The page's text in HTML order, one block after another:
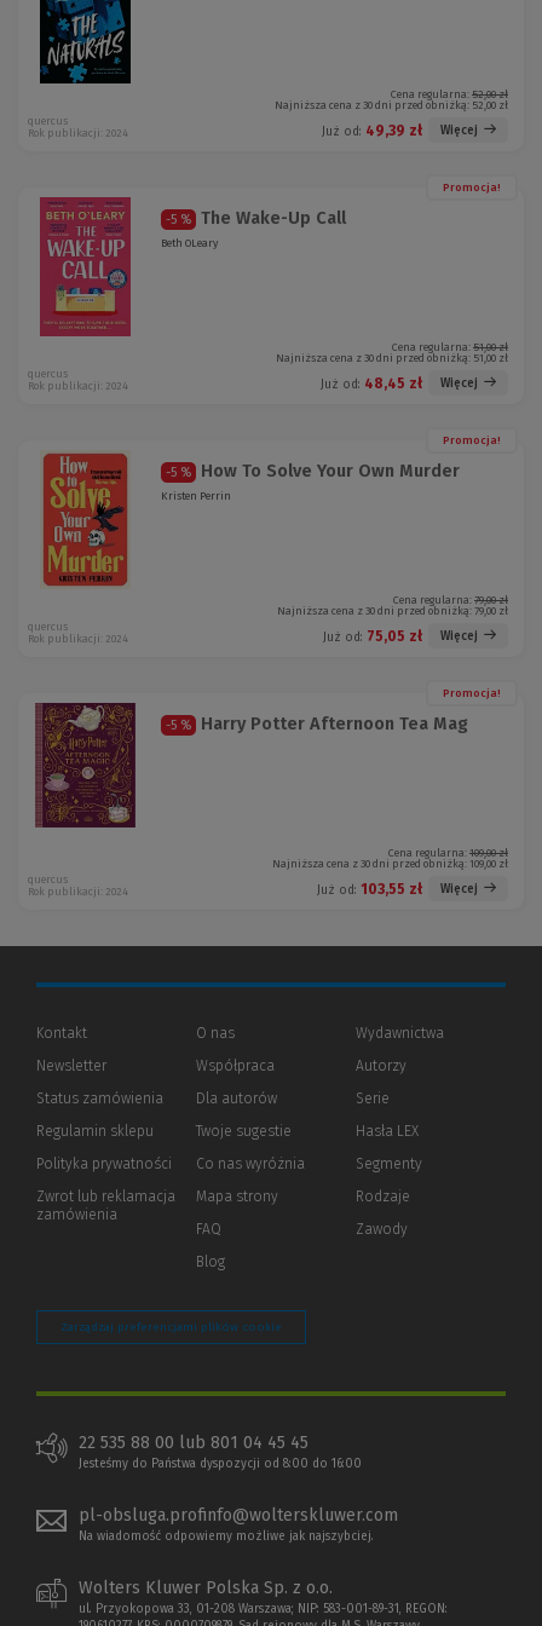
Cena regularna: 52,00 zł
Najniższa cena z 30 dni przed obniżką: 52,00 zł
Już od: 49,39 zł Więcej
quercus
Rok publikacji: 2024
Promocja!
-5 % The Wake-Up Call
Beth OLeary
Cena regularna: 51,00 zł
Najniższa cena z 30 dni przed obniżką: 51,00 zł
Już od: 48,45 zł Więcej
quercus
Rok publikacji: 2024
Promocja!
-5 % How To Solve Your Own Murder
Kristen Perrin
Cena regularna: 79,00 zł
Najniższa cena z 30 dni przed obniżką: 79,00 zł
Już od: 75,05 zł Więcej
quercus
Rok publikacji: 2024
Promocja!
-5 % Harry Potter Afternoon Tea Mag
Cena regularna: 109,00 zł
Najniższa cena z 30 dni przed obniżką: 109,00 zł
Już od: 103,55 zł Więcej
quercus
Rok publikacji: 2024
Kontakt
Newsletter
Status zamówienia
Regulamin sklepu
Polityka prywatności (Nowe
(Link
innej
Zwrot lub reklamacja
zamówienia
O nas
Współpraca
Dla autorów(Nowe
(Link
innej
strony)
Twoje sugestie
Co nas wyróżnia
Mapa strony
FAQ
Blog
Wydawnictwa
Autorzy
Serie
Hasła LEX
Segmenty
Rodzaje
Zawody
Zarządzaj preferencjami plików cookie
22 535 88 00 lub 801 04 45 45
Jesteśmy do Państwa dyspozycji od 8:00 do 16:00
pl-obsluga.profinfo@wolterskluwer.com
Na wiadomość odpowiemy możliwe jak najszybciej.
Wolters Kluwer Polska Sp. z o.o.
ul. Przyokopowa 33, 01-208 Warszawa; NIP: 583-001-89-31, REGON: